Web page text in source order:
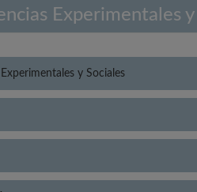
Experimentales y
y Sociales